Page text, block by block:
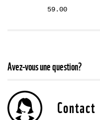
59.00
Avez-vous une question?
Contact